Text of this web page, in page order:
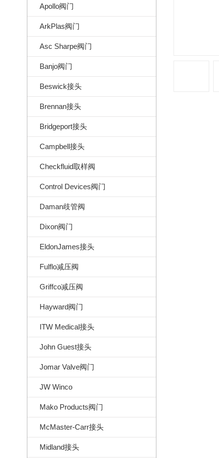
Apollo阀门
ArkPlas阀门
Asc Sharpe阀门
Banjo阀门
Beswick接头
Brennan接头
Bridgeport接头
Campbell接头
Checkfluid取样阀
Control Devices阀门
Daman歧管阀
Dixon阀门
EldonJames接头
Fulflo减压阀
Griffco减压阀
Hayward阀门
ITW Medical接头
John Guest接头
Jomar Valve阀门
JW Winco
Mako Products阀门
McMaster-Carr接头
Midland接头